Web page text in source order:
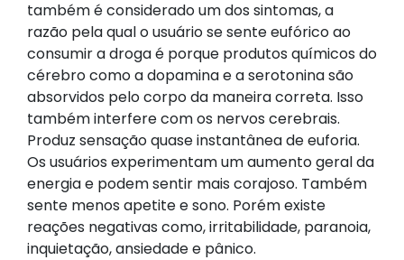
também é considerado um dos sintomas, a
razão pela qual o usuário se sente eufórico ao
consumir a droga é porque produtos químicos do
cérebro como a dopamina e a serotonina são
absorvidos pelo corpo da maneira correta. Isso
também interfere com os nervos cerebrais.
Produz sensação quase instantânea de euforia.
Os usuários experimentam um aumento geral da
energia e podem sentir mais corajoso. Também
sente menos apetite e sono. Porém existe
reações negativas como, irritabilidade, paranoia,
inquietação, ansiedade e pânico.